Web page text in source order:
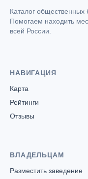
Сауна "Аквастиль"
Каталог общественных
Помогаем находить
всей России.
НАВИГАЦИЯ
Карта
Рейтинги
Отзывы
ВЛАДЕЛЬЦАМ
Разместить заведение